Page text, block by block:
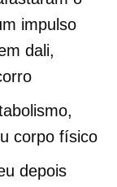
impulso
dali,
corpo físico
depois